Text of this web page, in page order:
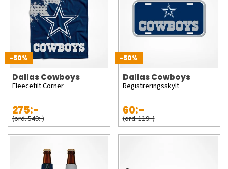
-50%
Dallas Cowboys
Fleecefilt Corner
275:-
(ord. 549:-)
-50%
Dallas Cowboys
Registreringsskylt
60:-
(ord. 119:-)